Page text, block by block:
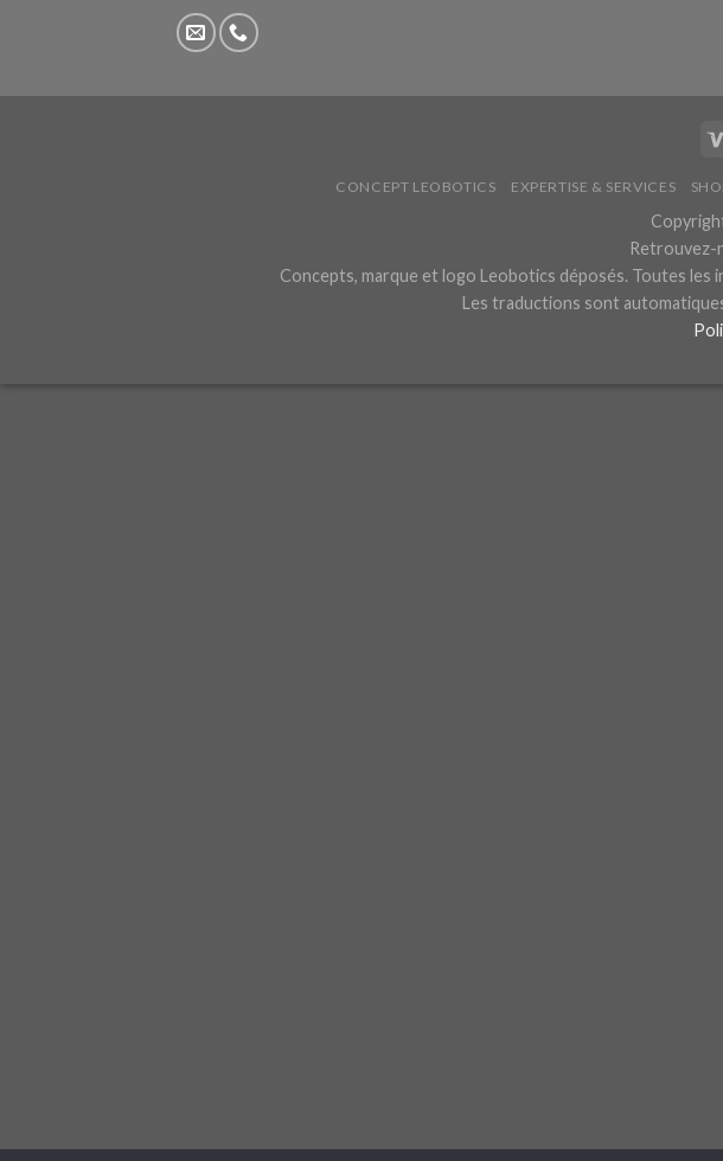
CONCEPT LEOBOTICS EXPERTISE & SERVICES
Retrouvez-
Concepts, marque et logo Leobotics déposés. Toutes
Les traductions sont